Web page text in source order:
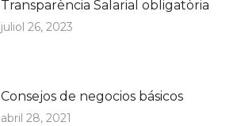
Transparència Salarial obligatòria
juliol 26, 2023
Consejos de negocios básicos
abril 28, 2021